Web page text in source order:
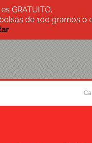
GRATUITO,
de 100 gramos o